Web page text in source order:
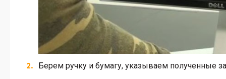
Берем ручку и бумагу, указываем полученные